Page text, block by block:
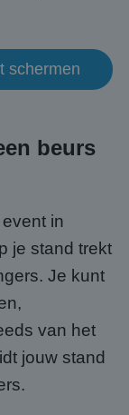
schermen
beurs
in
je stand trekt
Je kunt
van het
jouw stand